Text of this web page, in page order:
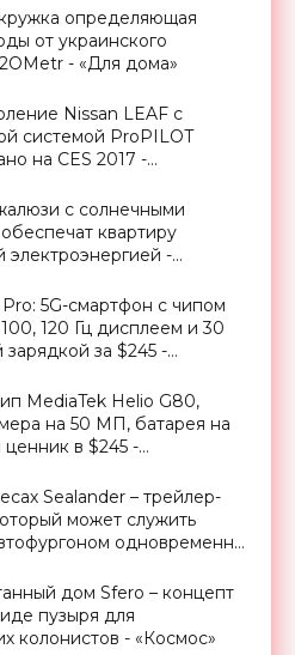
определяющая
от украинского
- «Для дома»
Nissan LEAF с
системой ProPILOT
на CES 2017 -
с солнечными
квартиру
электроэнергией -
5G-смартфон с чипом
120 Гц дисплеем и 30
зарядкой за $245 -
MediaTek Helio G80,
на 50 МП, батарея на
в $245 -
Sealander – трейлер-
может служить
одновременно
дом Sfero – концепт
пузыря для
колонистов - «Космос»